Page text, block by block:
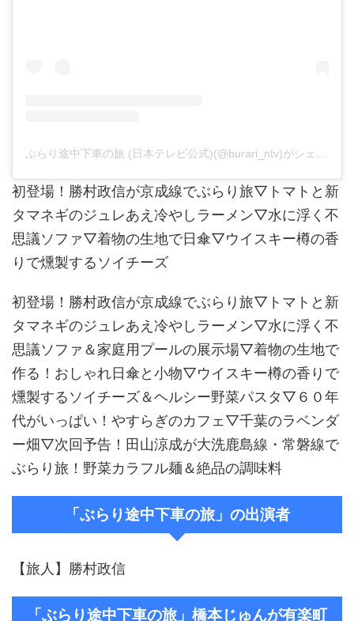
初登場！勝村政信が京成線でぶらり旅▽トマトと新
タマネギのジュレあえ冷やしラーメン▽水に浮く不
思議ソファ▽着物の生地で日傘▽ウイスキー樽の香
りで燻製するソイチーズ
初登場！勝村政信が京成線でぶらり旅▽トマトと新
タマネギのジュレあえ冷やしラーメン▽水に浮く不
思議ソファ＆家庭用プールの展示場▽着物の生地で
作る！おしゃれ日傘と小物▽ウイスキー樽の香りで
燻製するソイチーズ＆ヘルシー野菜パスタ▽６０年
代がいっぱい！やすらぎのカフェ▽千葉のラベンダ
ー畑▽次回予告！田山涼成が大洗鹿島線・常磐線で
ぶらり旅！野菜カラフル麺＆絶品の調味料
「ぶらり途中下車の旅」の出演者
【旅人】勝村政信
「ぶらり途中下車の旅」橋本じゅんが有楽町